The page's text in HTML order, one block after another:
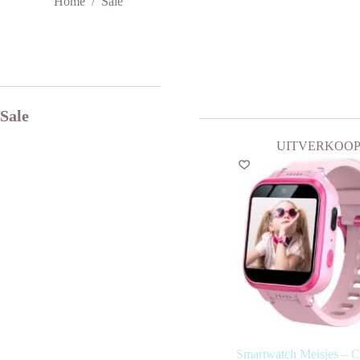
UITVERKOOP
Smartwatch Meisjes –
Sale